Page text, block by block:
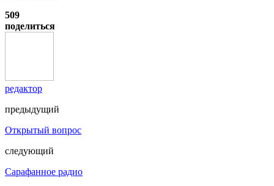
509
поделиться
редактор
предыдущий
Открытый вопрос
следующий
Сарафанное радио